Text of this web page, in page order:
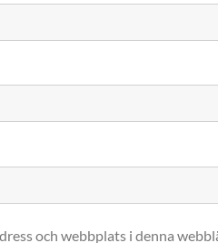
och webbplats i denna